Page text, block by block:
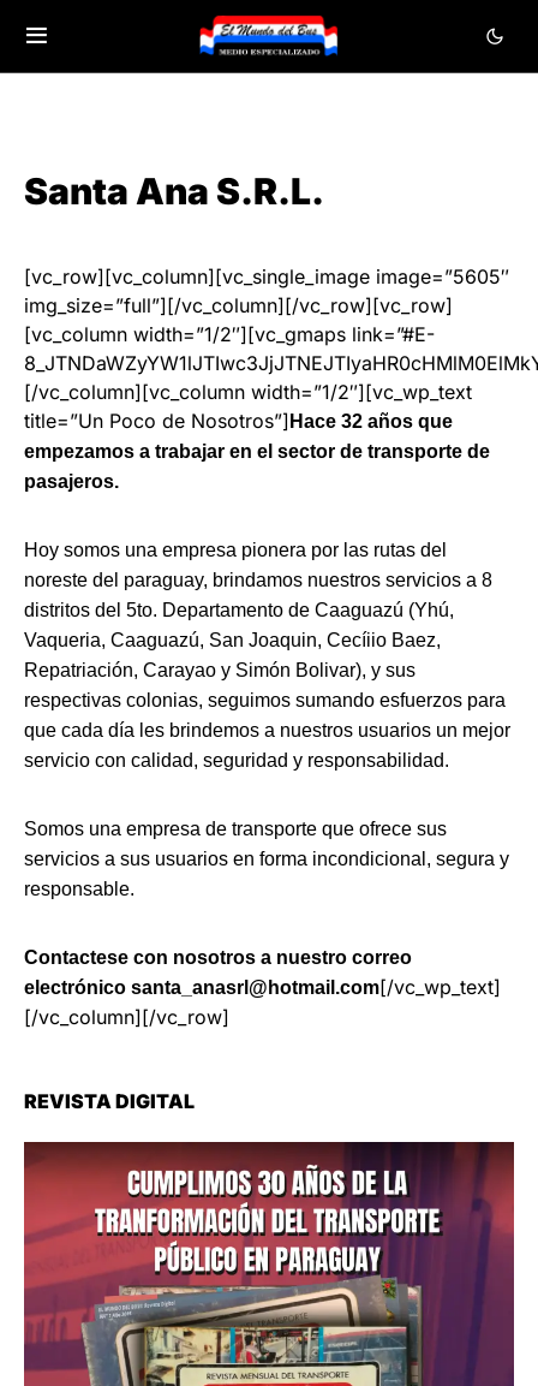
Santa Ana S.R.L.
[vc_row][vc_column][vc_single_image image=”5605″
img_size=”full”][/vc_column][/vc_row][vc_row]
[vc_column width=”1/2″][vc_gmaps link=”#E-
[/vc_column][vc_column width=”1/2″][vc_wp_text
title=”Un Poco de Nosotros”] Hace 32 años que
empezamos a trabajar en el sector de transporte de
pasajeros.
Hoy somos una empresa pionera por las rutas del
noreste del paraguay, brindamos nuestros servicios a 8
distritos del 5to. Departamento de Caaguazú (Yhú,
Vaqueria, Caaguazú, San Joaquin, Cecíiio Baez,
Repatriación, Carayao y Simón Bolivar), y sus
respectivas colonias, seguimos sumando esfuerzos para
que cada día les brindemos a nuestros usuarios un mejor
servicio con calidad, seguridad y responsabilidad.
Somos una empresa de transporte que ofrece sus
servicios a sus usuarios en forma incondicional, segura y
responsable.
Contactese con nosotros a nuestro correo
electrónico santa_anasrl@hotmail.com[/vc_wp_text]
[/vc_column][/vc_row]
REVISTA DIGITAL